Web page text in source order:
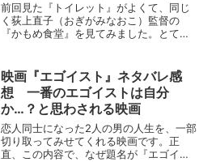
前回見た『トイレット』がよくて、同じ
く荻上直子（おぎがみなおこ）監督の
『かもめ食堂』を見てみました。とても
それはたぶん、もたいさん演じるマサコ
さんと年が近くなった（とい...
映画『エゴイスト』ネタバレ感
想 一番のエゴイストは自分
か…？と思わされる映画
恋人同士になった2人の男の人生を、一部
切り取ってみせてくれる映画です。正
直、この内容で、なぜ題名が『エゴイス